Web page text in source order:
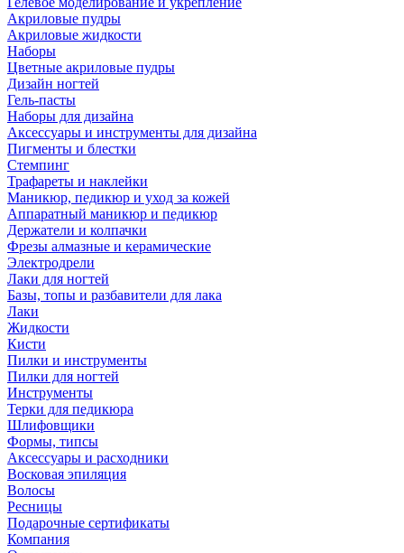
Акриловые пудры
Акриловые жидкости
Наборы
Цветные акриловые пудры
Дизайн ногтей
Гель-пасты
Наборы для дизайна
Аксессуары и инструменты для дизайна
Пигменты и блестки
Стемпинг
Трафареты и наклейки
Маникюр, педикюр и уход за кожей
Аппаратный маникюр и педикюр
Держатели и колпачки
Фрезы алмазные и керамические
Электродрели
Лаки для ногтей
Базы, топы и разбавители для лака
Лаки
Жидкости
Кисти
Пилки и инструменты
Пилки для ногтей
Инструменты
Терки для педикюра
Шлифовщики
Формы, типсы
Аксессуары и расходники
Восковая эпиляция
Волосы
Ресницы
Подарочные сертификаты
Компания